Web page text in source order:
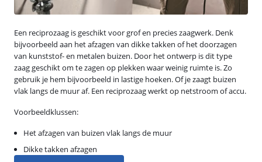
Een reciprozaag is geschikt voor grof en precies zaagwerk. Denk
bijvoorbeeld aan het afzagen van dikke takken of het doorzagen
van kunststof- en metalen buizen. Door het ontwerp is dit type
zaag geschikt om te zagen op plekken waar weinig ruimte is. Zo
gebruik je hem bijvoorbeeld in lastige hoeken. Of je zaagt buizen
vlak langs de muur af. Een reciprozaag werkt op netstroom of accu.
Voorbeeldklussen:
Het afzagen van buizen vlak langs de muur
Dikke takken afzagen